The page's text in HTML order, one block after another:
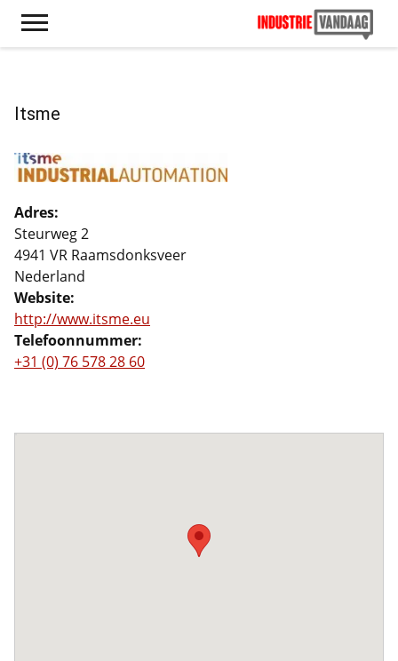
Itsme
Adres:
Steurweg 2
4941 VR Raamsdonksveer
Nederland
Website:
http://www.itsme.eu
Telefoonnummer:
+31 (0) 76 578 28 60